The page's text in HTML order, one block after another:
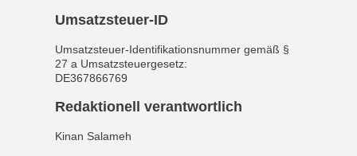
Umsatzsteuer-ID
Umsatzsteuer-Identifikationsnummer gemäß §
27 a Umsatzsteuergesetz:
DE367866769
Redaktionell verantwortlich
Kinan Salameh